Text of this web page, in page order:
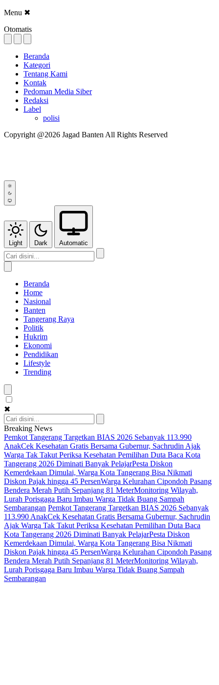
Menu ✖
Otomatis
Beranda
Kategori
Tentang Kami
Kontak
Pedoman Media Siber
Redaksi
Label
polisi
Copyright @2026 Jagad Banten All Rights Reserved
Light Dark Automatic
Beranda
Home
Nasional
Banten
Tangerang Raya
Politik
Hukrim
Ekonomi
Pendidikan
Lifestyle
Trending
✖
Breaking News
Pemkot Tangerang Targetkan BIAS 2026 Sebanyak 113.990
AnakCek Kesehatan Gratis Bersama Gubernur, Sachrudin Ajak
Warga Tak Takut Periksa Kesehatan Pemilihan Duta Baca Kota
Tangerang 2026 Diminati Banyak PelajarPesta Diskon
Kemerdekaan Dimulai, Warga Kota Tangerang Bisa Nikmati
Diskon Pajak hingga 45 PersenWarga Kelurahan Cipondoh Pasang
Bendera Merah Putih Sepanjang 81 MeterMonitoring Wilayah,
Lurah Porisgaga Baru Imbau Warga Tidak Buang Sampah
Sembarangan Pemkot Tangerang Targetkan BIAS 2026 Sebanyak
113.990 AnakCek Kesehatan Gratis Bersama Gubernur, Sachrudin
Ajak Warga Tak Takut Periksa Kesehatan Pemilihan Duta Baca
Kota Tangerang 2026 Diminati Banyak PelajarPesta Diskon
Kemerdekaan Dimulai, Warga Kota Tangerang Bisa Nikmati
Diskon Pajak hingga 45 PersenWarga Kelurahan Cipondoh Pasang
Bendera Merah Putih Sepanjang 81 MeterMonitoring Wilayah,
Lurah Porisgaga Baru Imbau Warga Tidak Buang Sampah
Sembarangan